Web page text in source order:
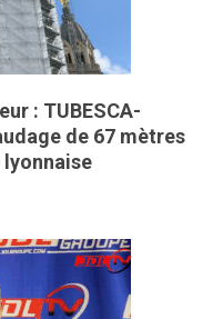
: TUBESCA-
de 67 mètres